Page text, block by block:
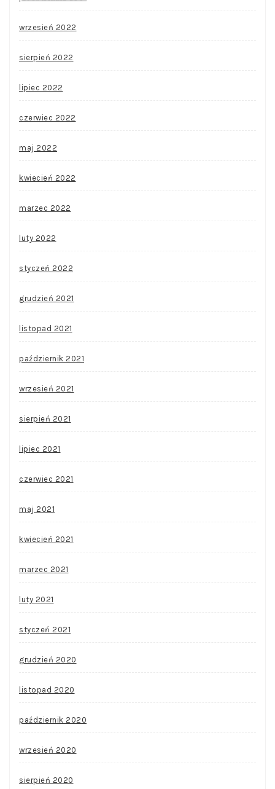
wrzesień 2022
sierpień 2022
lipiec 2022
czerwiec 2022
maj 2022
kwiecień 2022
marzec 2022
luty 2022
styczeń 2022
grudzień 2021
listopad 2021
październik 2021
wrzesień 2021
sierpień 2021
lipiec 2021
czerwiec 2021
maj 2021
kwiecień 2021
marzec 2021
luty 2021
styczeń 2021
grudzień 2020
listopad 2020
październik 2020
wrzesień 2020
sierpień 2020